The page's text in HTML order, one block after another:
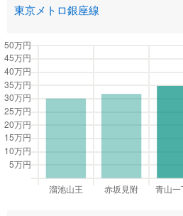
東京メトロ銀座線